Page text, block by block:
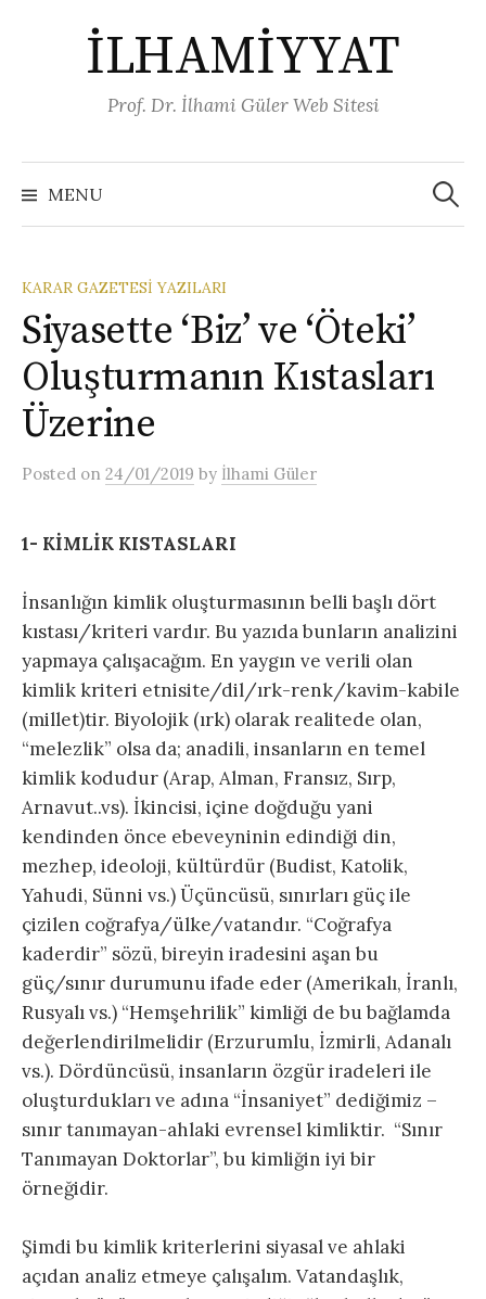
contentİLHAMİYYAT
Prof. Dr. İlhami Güler Web Sitesi
MENU
Arama:
KARAR GAZETESI YAZILARI
Siyasette ‘Biz’ ve ‘Öteki’
Oluşturmanın Kıstasları
Üzerine
Posted on 24/01/2019 by İlhami Güler
1- KİMLİK KISTASLARI
İnsanlığın kimlik oluşturmasının belli başlı dört
kıstası/kriteri vardır. Bu yazıda bunların analizini
yapmaya çalışacağım. En yaygın ve verili olan
kimlik kriteri etnisite/dil/ırk-renk/kavim-kabile
(millet)tir. Biyolojik (ırk) olarak realitede olan,
“melezlik” olsa da; anadili, insanların en temel
kimlik kodudur (Arap, Alman, Fransız, Sırp,
Arnavut..vs). İkincisi, içine doğduğu yani
kendinden önce ebeveyninin edindiği din,
mezhep, ideoloji, kültürdür (Budist, Katolik,
Yahudi, Sünni vs.) Üçüncüsü, sınırları güç ile
çizilen coğrafya/ülke/vatandır. “Coğrafya
kaderdir” sözü, bireyin iradesini aşan bu
güç/sınır durumunu ifade eder (Amerikalı, İranlı,
Rusyalı vs.) “Hemşehrilik” kimliği de bu bağlamda
değerlendirilmelidir (Erzurumlu, İzmirli, Adanalı
vs.). Dördüncüsü, insanların özgür iradeleri ile
oluşturdukları ve adına “İnsaniyet” dediğimiz –
sınır tanımayan-ahlaki evrensel kimliktir. “Sınır
Tanımayan Doktorlar”, bu kimliğin iyi bir
örneğidir.
Şimdi bu kimlik kriterlerini siyasal ve ahlaki
açıdan analiz etmeye çalışalım. Vatandaşlık,